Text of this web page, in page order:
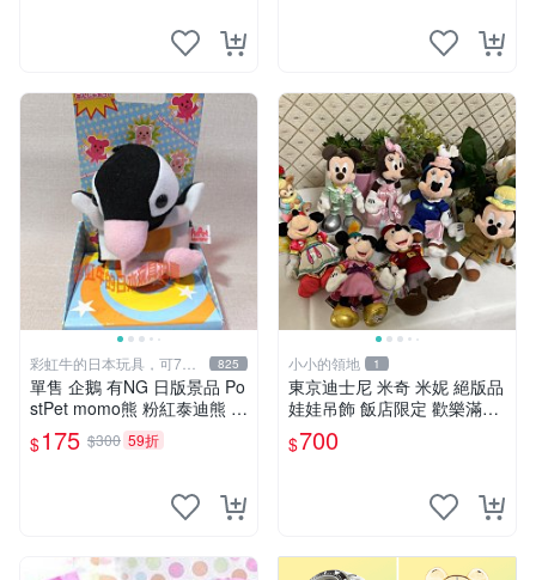
彩虹牛的日本玩具，可7取
付
825
單售 企鵝 有NG 日版景品 Po
stPet momo熊 粉紅泰迪熊 娃
娃 布偶 手指頭 娃娃
$175 $300 59折
小小的領地 1
東京迪士尼 米奇 米妮 絕版品
娃娃吊飾 飯店限定 歡樂滿人
間 復活節
$700